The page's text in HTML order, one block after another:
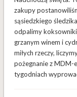
zakupy
sąsiedzkiego
odpalimy
grzanym winem i
miłych rzeczy,
pożegnanie z MDM-
tygodniach